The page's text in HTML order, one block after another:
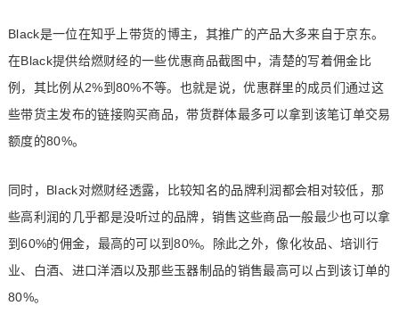
Black是一位在知乎上带货的博主，其推广的产品大多来自于京东。
在Black提供给燃财经的一些优惠商品截图中，清楚的写着佣金比
例，其比例从2%到80%不等。也就是说，优惠群里的成员们通过这
些带货主发布的链接购买商品，带货群体最多可以拿到该笔订单交易
额度的80%。
同时，Black对燃财经透露，比较知名的品牌利润都会相对较低，那
些高利润的几乎都是没听过的品牌，销售这些商品一般最少也可以拿
到60%的佣金，最高的可以到80%。除此之外，像化妆品、培训行
业、白酒、进口洋酒以及那些玉器制品的销售最高可以占到该订单的
80%。